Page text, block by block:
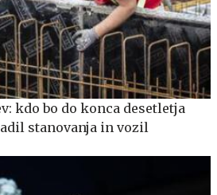
kdo bo do konca desetletja
stanovanja in vozil